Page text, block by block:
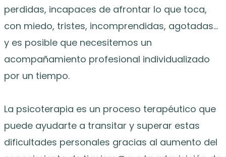
perdidas, incapaces de afrontar lo que toca,
con miedo, tristes, incomprendidas, agotadas…
y es posible que necesitemos un
acompañamiento profesional individualizado
por un tiempo.
La psicoterapia es un proceso terapéutico que
puede ayudarte a transitar y superar estas
dificultades personales gracias al aumento del